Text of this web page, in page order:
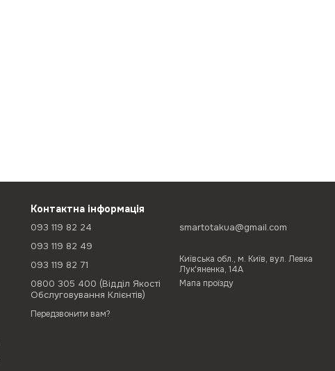
Контактна інформація
093 119 82 24
093 119 82 49
093 119 82 71
0800 305 400 (Відділ Якості
Обслуговування Клієнтів)
Передзвонити вам?
smartotakua@gmail.com
Київська обл., м. Київ, вул. Левка
Лук'яненка, 14А
Мапа проїзду